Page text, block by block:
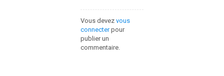
Vous devez vous
connecterpour
publier un
commentaire.